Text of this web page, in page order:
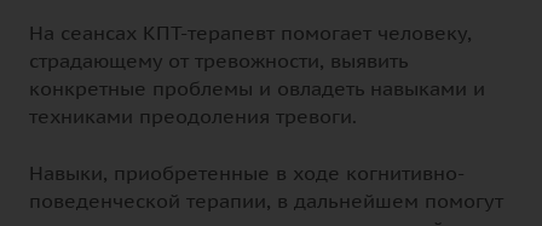
На сеансах КПТ-терапевт помогает человеку,
страдающему от тревожности, выявить
конкретные проблемы и овладеть навыками и
техниками преодоления тревоги.
Навыки, приобретенные в ходе когнитивно-
поведенческой терапии, в дальнейшем помогут